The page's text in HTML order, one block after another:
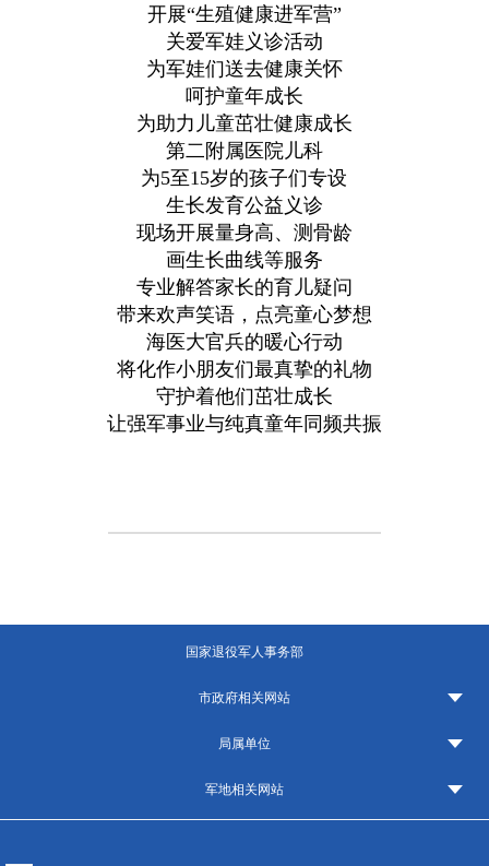
开展“生殖健康进军营”
关爱军娃义诊活动
为军娃们送去健康关怀
呵护童年成长
为助力儿童茁壮健康成长
第二附属医院儿科
为5至15岁的孩子们专设
生长发育公益义诊
现场开展量身高、测骨龄
画生长曲线等服务
专业解答家长的育儿疑问
带来欢声笑语，点亮童心梦想
海医大官兵的暖心行动
将化作小朋友们最真挚的礼物
守护着他们茁壮成长
让强军事业与纯真童年同频共振
国家退役军人事务部
市政府相关网站
局属单位
军地相关网站